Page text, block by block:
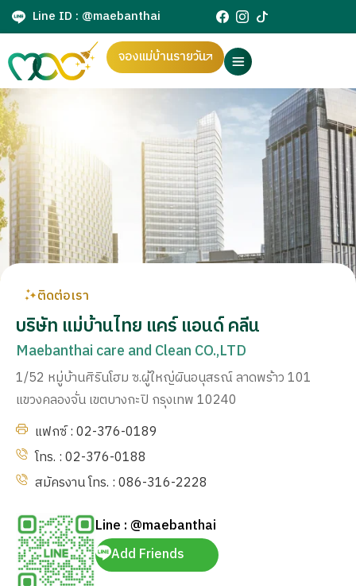
Line ID : @maebanthai
จองแม่บ้านรายวัน
ติดต่อเรา
บริษัท แม่บ้านไทย แคร์ แอนด์ คลีน
Maebanthai care and Clean CO.,LTD
1/52 หมู่บ้านศิรินโฮม ซ.ผู้ใหญ่ผินอนุสรณ์ ลาดพร้าว 101
แขวงคลองจั่น เขตบางกะปิ กรุงเทพ 10240
แฟกซ์ : 02-376-0189
โทร. : 02-376-0188
สมัครงาน โทร. : 086-316-2228
Line : @maebanthai
Add Friends